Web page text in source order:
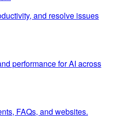
and resolve issues
performance for AI across
FAQs, and websites.